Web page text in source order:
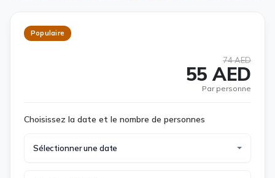
Populaire
74 AED
55 AED
Par personne
Choisissez la date et le nombre de personnes
Sélectionner une date